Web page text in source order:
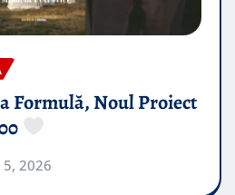
Formulă, Noul Proiect
5, 2026